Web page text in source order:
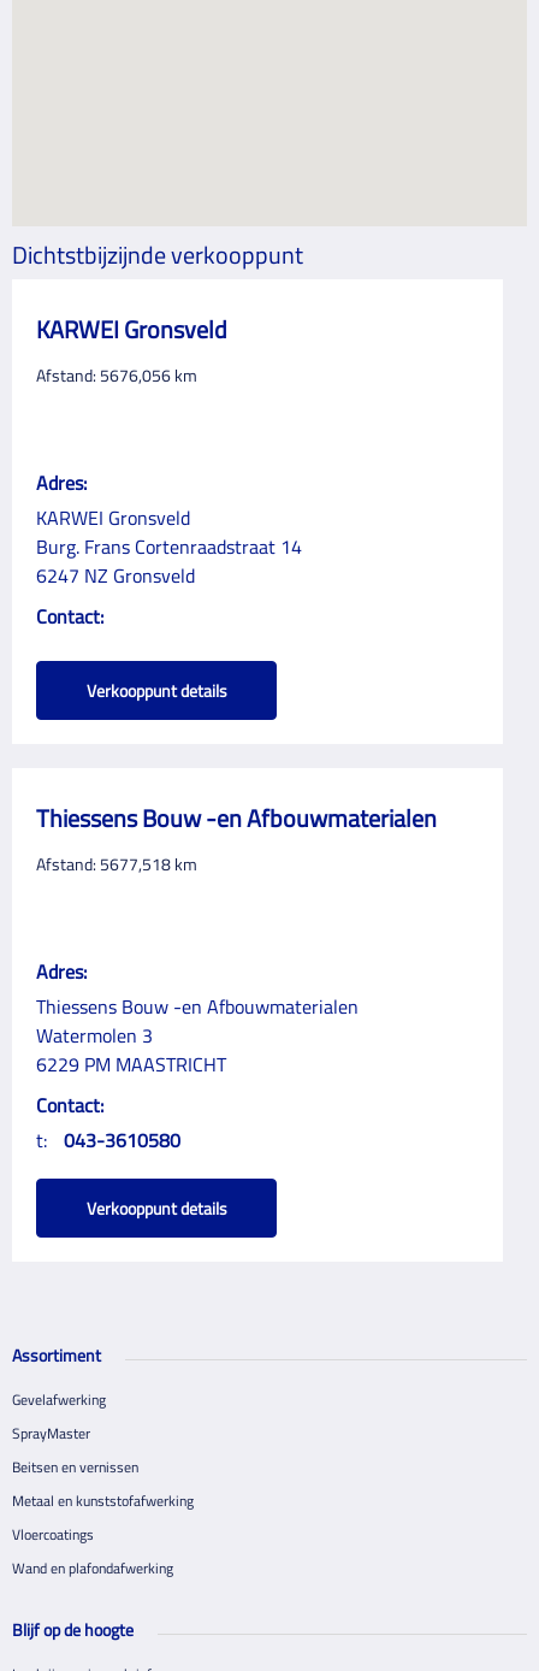
Dichtstbijzijnde verkooppunt
KARWEI Gronsveld
Afstand: 5676,056km
Adres:
KARWEI Gronsveld
Burg. Frans Cortenraadstraat 14
6247 NZ Gronsveld
Contact:
Verkooppunt details
Thiessens Bouw -en Afbouwmaterialen
Afstand: 5677,518km
Adres:
Thiessens Bouw -en Afbouwmaterialen
Watermolen 3
6229 PM MAASTRICHT
Contact:
t: 043-3610580
Verkooppunt details
Assortiment
Gevelafwerking
SprayMaster
Beitsen en vernissen
Metaal en kunststofafwerking
Vloercoatings
Wand en plafondafwerking
Blijf op de hoogte